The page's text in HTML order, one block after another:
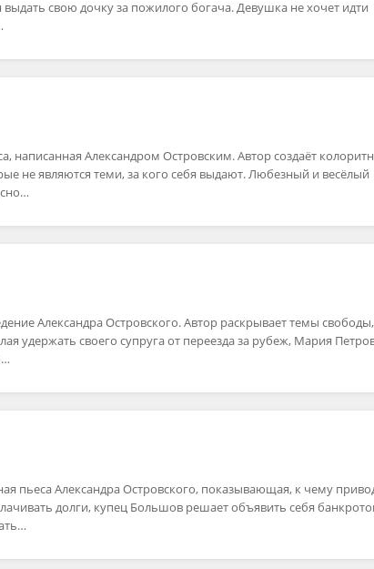
свою дочку за пожилого богача. Девушка не хочет идти
написанная Александром Островским. Автор создаёт
не являются теми, за кого себя выдают. Любезный и весёлый
Александра Островского. Автор раскрывает темы свободы,
удержать своего супруга от переезда за рубеж, Мария
пьеса Александра Островского, показывающая, к чему
долги, купец Большов решает объявить себя